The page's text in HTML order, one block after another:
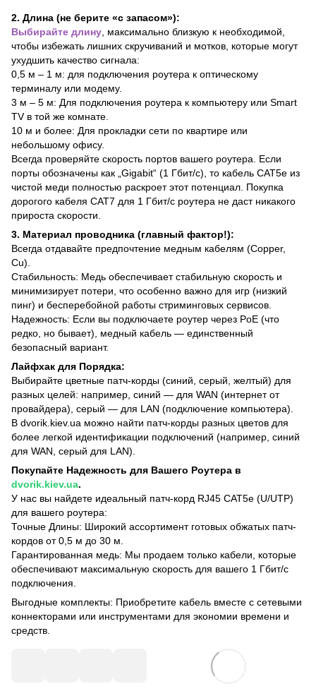
2. Длина (не берите «с запасом»):
Выбирайте длину, максимально близкую к необходимой,
чтобы избежать лишних скручиваний и мотков, которые могут
ухудшить качество сигнала:
0,5 м – 1 м: для подключения роутера к оптическому
терминалу или модему.
3 м – 5 м: Для подключения роутера к компьютеру или Smart
TV в той же комнате.
10 м и более: Для прокладки сети по квартире или
небольшому офису.
Всегда проверяйте скорость портов вашего роутера. Если
порты обозначены как „Gigabit“ (1 Гбит/с), то кабель CAT5e из
чистой меди полностью раскроет этот потенциал. Покупка
дорогого кабеля CAT7 для 1 Гбит/с роутера не даст никакого
прироста скорости.
3. Материал проводника (главный фактор!):
Всегда отдавайте предпочтение медным кабелям (Copper,
Cu).
Стабильность: Медь обеспечивает стабильную скорость и
минимизирует потери, что особенно важно для игр (низкий
пинг) и бесперебойной работы стриминговых сервисов.
Надежность: Если вы подключаете роутер через PoE (что
редко, но бывает), медный кабель — единственный
безопасный вариант.
Лайфхак для Порядка:
Выбирайте цветные патч-корды (синий, серый, желтый) для
разных целей: например, синий — для WAN (интернет от
провайдера), серый — для LAN (подключение компьютера).
В dvorik.kiev.ua можно найти патч-корды разных цветов для
более легкой идентификации подключений (например, синий
для WAN, серый для LAN).
Покупайте Надежность для Вашего Роутера в
dvorik.kiev.ua.
У нас вы найдете идеальный патч-корд RJ45 CAT5e (U/UTP)
для вашего роутера:
Точные Длины: Широкий ассортимент готовых обжатых патч-
кордов от 0,5 м до 30 м.
Гарантированная медь: Мы продаем только кабели, которые
обеспечивают максимальную скорость для вашего 1 Гбит/с
подключения.
Выгодные комплекты: Приобретите кабель вместе с сетевыми
коннекторами или инструментами для экономии времени и
средств.